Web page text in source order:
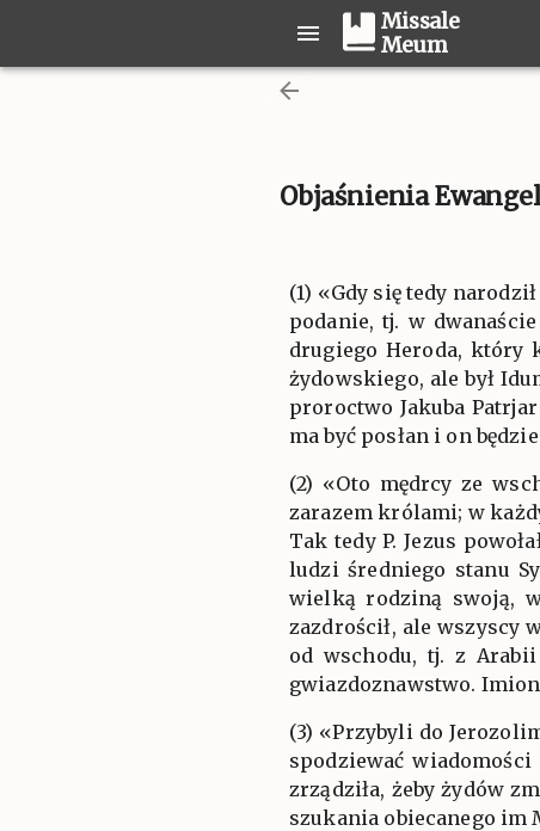
Missale
Meum
Objaśnienia
(1) «Gdy się tedy
podanie, tj. w
drugiego Heroda, który
żydowskiego, ale był
proroctwo Jakuba
ma być posłan i on
(2) «Oto mędrcy ze
zarazem królami; w
Tak tedy P. Jezus
ludzi średniego stanu
wielką rodziną swoją,
zazdrościł, ale wszyscy
od wschodu, tj. z
gwiazdoznawstwo.
(3) «Przybyli do
spodziewać
zrządziła, żeby żydów
szukania obiecanego im